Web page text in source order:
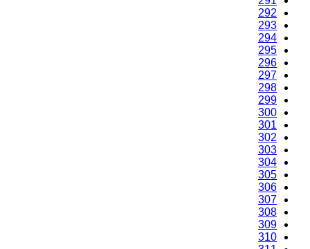
292
293
294
295
296
297
298
299
300
301
302
303
304
305
306
307
308
309
310